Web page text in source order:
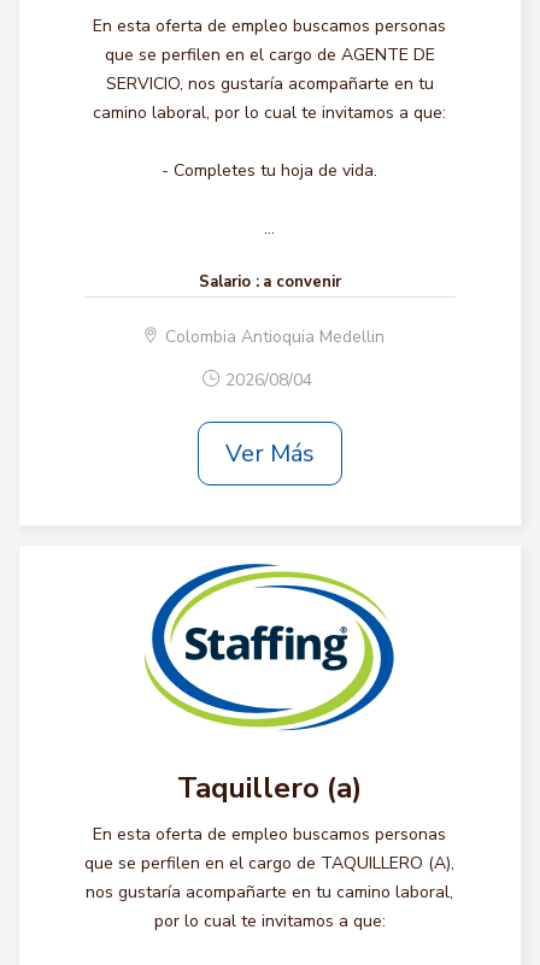
En esta oferta de empleo buscamos personas
que se perfilen en el cargo de AGENTE DE
SERVICIO, nos gustaría acompañarte en tu
camino laboral, por lo cual te invitamos a que:
- Completes tu hoja de vida.
...
Salario : a convenir
Colombia Antioquia Medellin
2026/08/04
Ver Más
Taquillero (a)
En esta oferta de empleo buscamos personas
que se perfilen en el cargo de TAQUILLERO (A),
nos gustaría acompañarte en tu camino laboral,
por lo cual te invitamos a que: